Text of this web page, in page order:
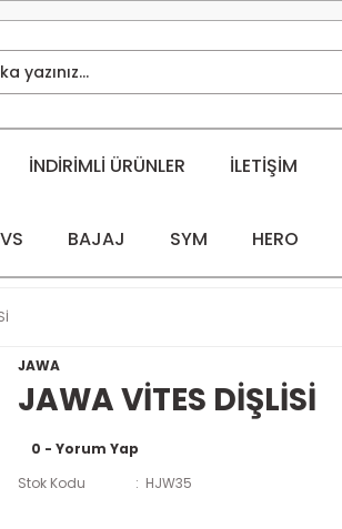
İNDİRİMLİ ÜRÜNLER İLETİŞİM
BAJAJ SYM HERO
JAWA
JAWA VİTES DİŞLİSİ
0 - Yorum Yap
Stok Kodu
HJW35